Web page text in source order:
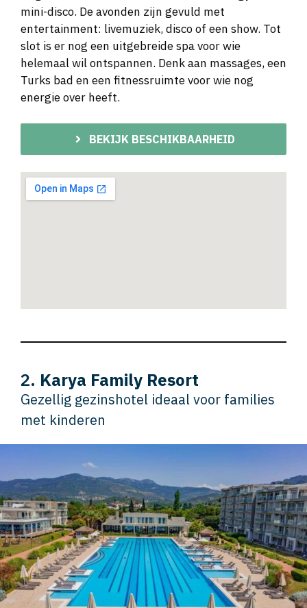
mini-disco. De avonden zijn gevuld met
entertainment: livemuziek, disco of een show. Tot
slot is er nog een uitgebreide spa voor wie
helemaal wil ontspannen. Denk aan massages, een
Turks bad en een fitnessruimte voor wie nog
energie over heeft.
BEKIJK BESCHIKBAARHEID
2. Karya Family Resort
Gezellig gezinshotel ideaal voor families
met kinderen